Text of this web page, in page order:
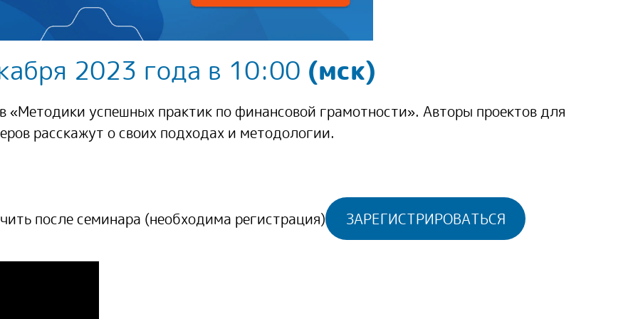
2023 года в 10:00 (мск)
успешных практик по финансовой грамотности». Авторы проектов для
расскажут о своих подходах и методологии.
после семинара (необходима регистрация) ЗАРЕГИСТРИРОВАТЬСЯ